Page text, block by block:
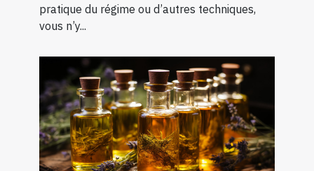
pratique du régime ou d’autres techniques,
vous n’y...